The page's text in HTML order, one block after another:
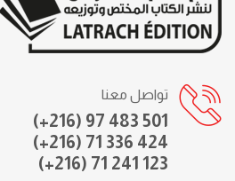
تواصل معنا
(+216) 97 483 501
(+216) 71 336 424
(+216) 71 241 123